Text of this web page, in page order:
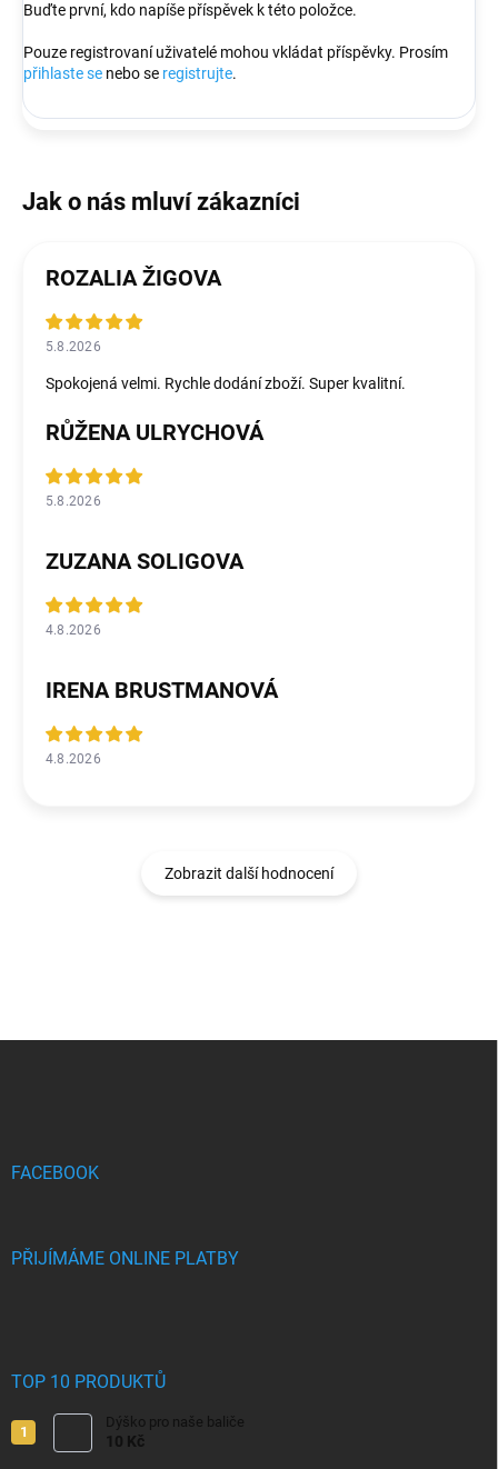
Buďte první, kdo napíše příspěvek k této položce.
Pouze registrovaní uživatelé mohou vkládat příspěvky. Prosím
přihlaste se nebo se registrujte.
ROZALIA ŽIGOVA
5.8.2026
Spokojená velmi. Rychle dodání zboží. Super kvalitní.
RŮŽENA ULRYCHOVÁ
5.8.2026
ZUZANA SOLIGOVA
4.8.2026
IRENA BRUSTMANOVÁ
4.8.2026
Zobrazit další hodnocení
FACEBOOK
PŘIJÍMÁME ONLINE PLATBY
TOP 10 PRODUKTŮ
Dýško pro naše baliče
10 Kč